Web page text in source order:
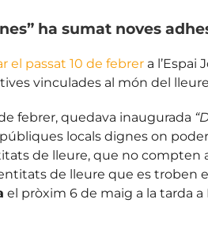
ha sumat noves
el passat 10 de febrer a
vinculades al món del
febrer, quedava inaugurada
locals dignes on
de lleure, que no
de lleure que es troben
el pròxim 6 de maig a la tarda